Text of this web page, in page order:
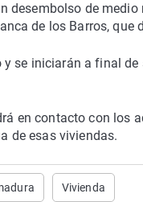
desembolso de
de los Barros, que
se iniciarán a final
en contacto con los
de esas viviendas.
Vivienda